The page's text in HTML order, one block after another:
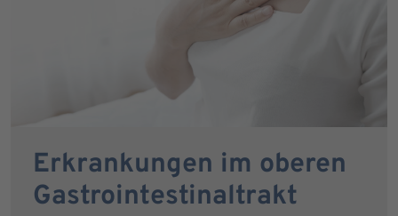
Erkrankungen im oberen
Gastrointestinaltrakt